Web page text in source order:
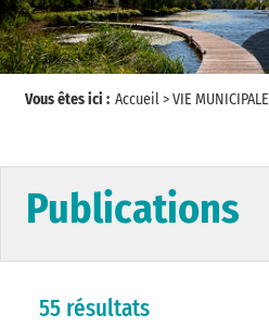
Vous êtes ici : Accueil>VIE MUNICIPALE
Publications
55 résultats